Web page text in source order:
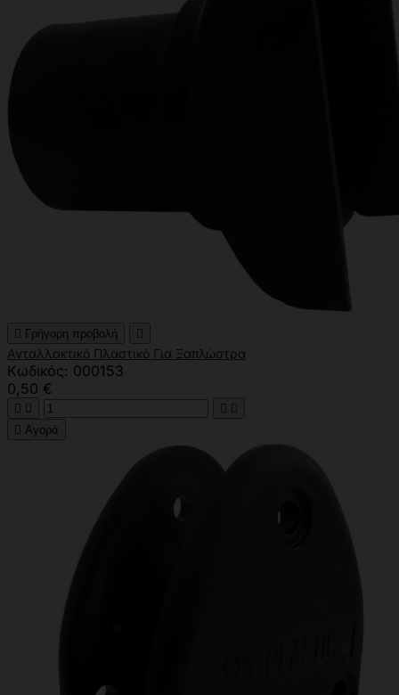
 Γρήγορη προβολή 
Ανταλλακτικό Πλαστικό Για Ξαπλώστρα
Κωδικός: 000153
0,50 €
   
 Αγορά